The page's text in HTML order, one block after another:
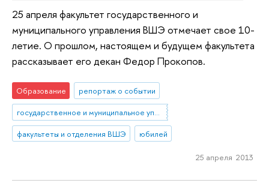
25 апреля факультет государственного и
муниципального управления ВШЭ отмечает свое 10-
летие. О прошлом, настоящем и будущем факультета
рассказывает его декан Федор Прокопов.
Образование
репортаж о событии
государственное и муниципальное управление
факультеты и отделения ВШЭ
юбилей
25 апреля 2013